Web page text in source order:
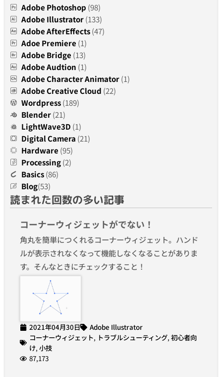
Adobe Photoshop (98)
Adobe Illustrator(133)
Adobe AfterEffects(47)
Adoe Premiere (1)
Adobe Bridge (13)
Adobe Audtion (1)
Adobe Character Animator(1)
Adobe Creative Cloud (22)
Wordpress(189)
Blender(21)
LightWave3D (1)
Digital Camera (21)
Hardware (95)
Processing(2)
Basics(86)
Blog(53)
読まれた回数の多い記事
コーナーウィジェットがでない！
角丸を簡単につくれるコーナーウィジェット。ハンド
ルが表示されなくなって機能しなくなることがありま
す。そんなときにチェックすること！
2021年04月30日
Adobe Illustrator
コーナーウィジェット, トラブルシューティング, 初心者向
け, 小技
87,173